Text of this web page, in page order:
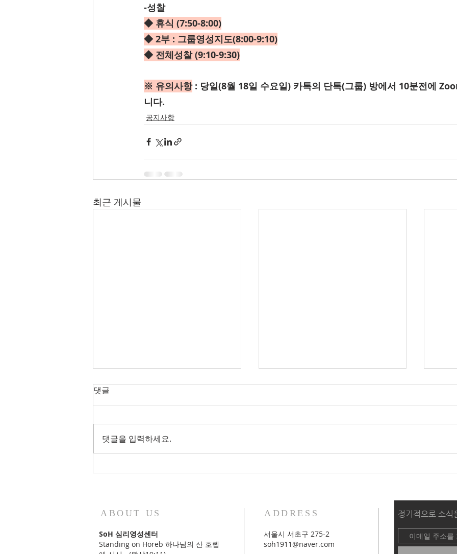
-성찰
◆ 휴식 (7:50-8:00)
◆ 2부 : 그룹영성지도(8:00-9:10)
◆ 전체성찰 (9:10-9:30)
※ 유의사항 : 당일(8월 18일 수요일) 카톡의 단톡(그룹) 방에서 10분전에
니다.
공지사항
최근 게시물
댓글
댓글을 입력하세요.
ABOUT US
SoH 심리영성센터
Standing on Horeb 하나님의 산 호렙
ADDRESS
서울시 서초구 275-2
soh1911@naver.com
정기적으로 소식